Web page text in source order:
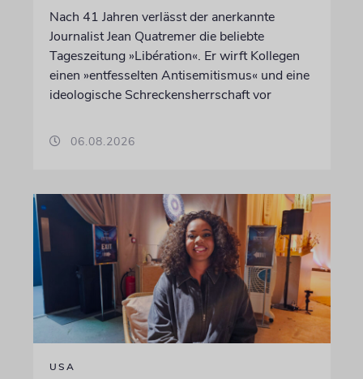
Nach 41 Jahren verlässt der anerkannte
Journalist Jean Quatremer die beliebte
Tageszeitung »Libération«. Er wirft Kollegen
einen »entfesselten Antisemitismus« und eine
ideologische Schreckensherrschaft vor
06.08.2026
USA